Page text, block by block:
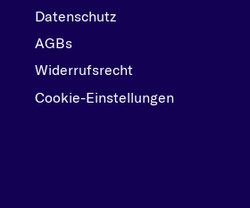
(_E12_) ab 07/2001 bis
Datenschutz
AGBs
Widerrufsrecht
Cookie-Einstellungen